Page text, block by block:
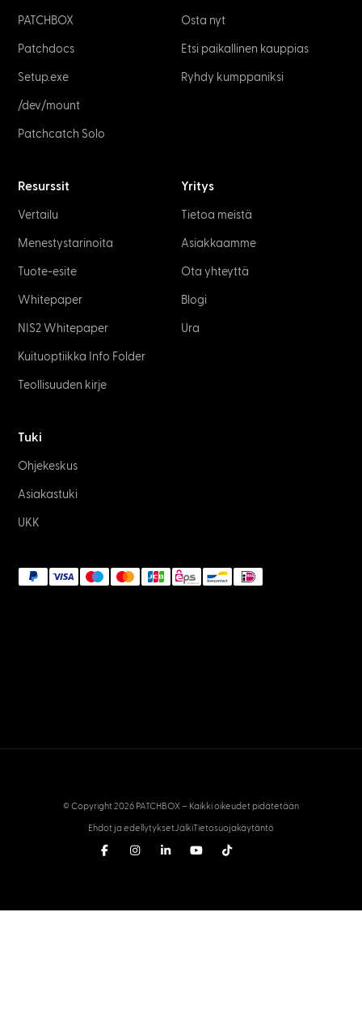
PATCHBOX
Patchdocs
Setup.exe
/dev/mount
Patchcatch Solo
Osta nyt
Etsi paikallinen kauppias
Ryhdy kumppaniksi
Resurssit
Vertailu
Menestystarinoita
Tuote-esite
Whitepaper
NIS2 Whitepaper
Kuituoptiikka Info Folder
Teollisuuden kirje
Yritys
Tietoa meistä
Asiakkaamme
Ota yhteyttä
Blogi
Ura
Tuki
Ohjekeskus
Asiakastuki
UKK
© Copyright 2026 PATCHBOX – Kaikki oikeudet pidätetään
Ehdot ja edellytyksetJälkiTietosuojakäytäntö